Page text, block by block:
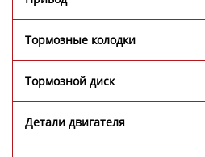
Тормозные колодки
Тормозной диск
Детали двигателя